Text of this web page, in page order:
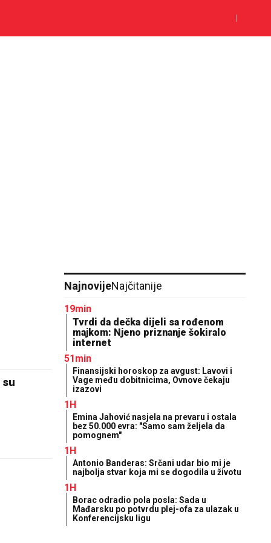
su
NajnovijeNajčitanije
19min
Tvrdi da dečka dijeli sa rođenom
majkom: Njeno priznanje šokiralo
internet
51min
Finansijski horoskop za avgust: Lavovi i
Vage među dobitnicima, Ovnove čekaju
izazovi
1H
Emina Jahović nasjela na prevaru i ostala
bez 50.000 evra: "Samo sam željela da
pomognem"
1H
Antonio Banderas: Srčani udar bio mi je
najbolja stvar koja mi se dogodila u životu
1H
Borac odradio pola posla: Sada u
Mađarsku po potvrdu plej-ofa za ulazak u
Konferencijsku ligu